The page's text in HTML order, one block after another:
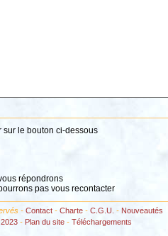
sur le bouton ci-dessous
répondrons
pas vous recontacter
- Contact- Charte- C.G.U. - Nouveautés
- Plan du site - Téléchargements